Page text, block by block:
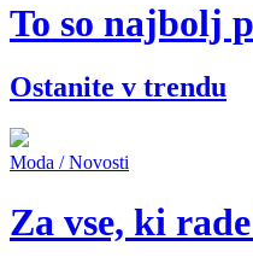
To so najbolj
Ostanite v trendu
Moda / Novosti
Za vse, ki